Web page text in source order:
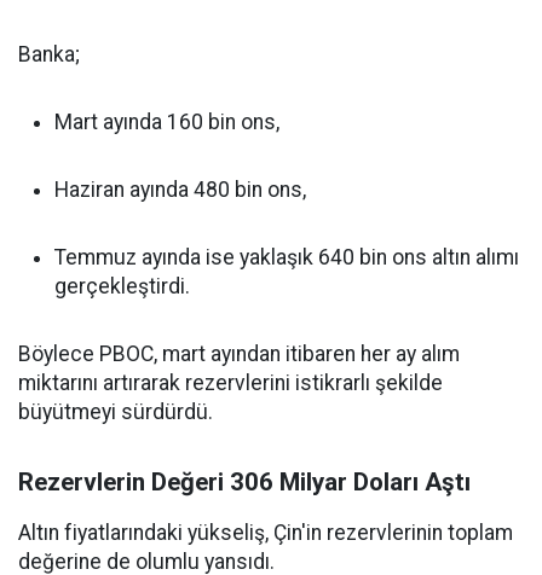
Banka;
Mart ayında 160 bin ons,
Haziran ayında 480 bin ons,
Temmuz ayında ise yaklaşık 640 bin ons altın alımı
gerçekleştirdi.
Böylece PBOC, mart ayından itibaren her ay alım
miktarını artırarak rezervlerini istikrarlı şekilde
büyütmeyi sürdürdü.
Rezervlerin Değeri 306 Milyar Doları Aştı
Altın fiyatlarındaki yükseliş, Çin'in rezervlerinin toplam
değerine de olumlu yansıdı.